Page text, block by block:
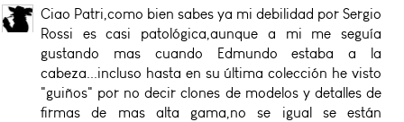
Ciao Patri,como bien sabes ya mi debilidad por Sergio
Rossi es casi patológica,aunque a mi me seguía
gustando mas cuando Edmundo estaba a la
cabeza...incluso hasta en su última colección he visto
"guiños" por no decir clones de modelos y detalles de
firmas de mas alta gama,no se igual se están